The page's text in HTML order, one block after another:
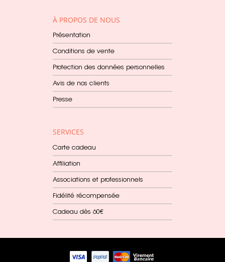
À PROPOS DE NOUS
Présentation
Conditions de vente
Protection des données personnelles
Avis de nos clients
Presse
SERVICES
Carte cadeau
Affiliation
Associations et professionnels
Fidélité récompensée
Cadeau dès 60€